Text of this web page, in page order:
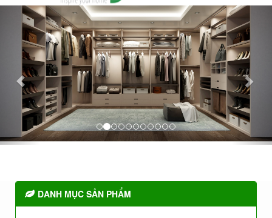
Previous
DANH MỤC SẢN PHẨM